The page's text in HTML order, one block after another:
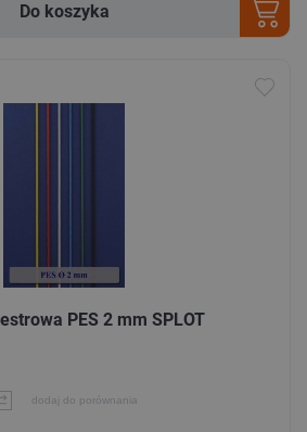
Do koszyka
PES 2 mm SPLOT
dodaj do porównania